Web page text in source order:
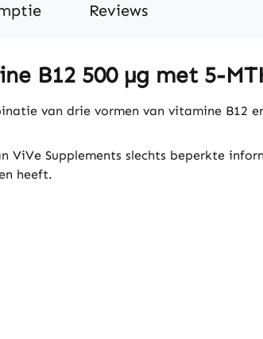
Reviews
B12 500 µg met 5-
van drie vormen van vitamine B12
ViVe Supplements slechts beperkte
heeft.